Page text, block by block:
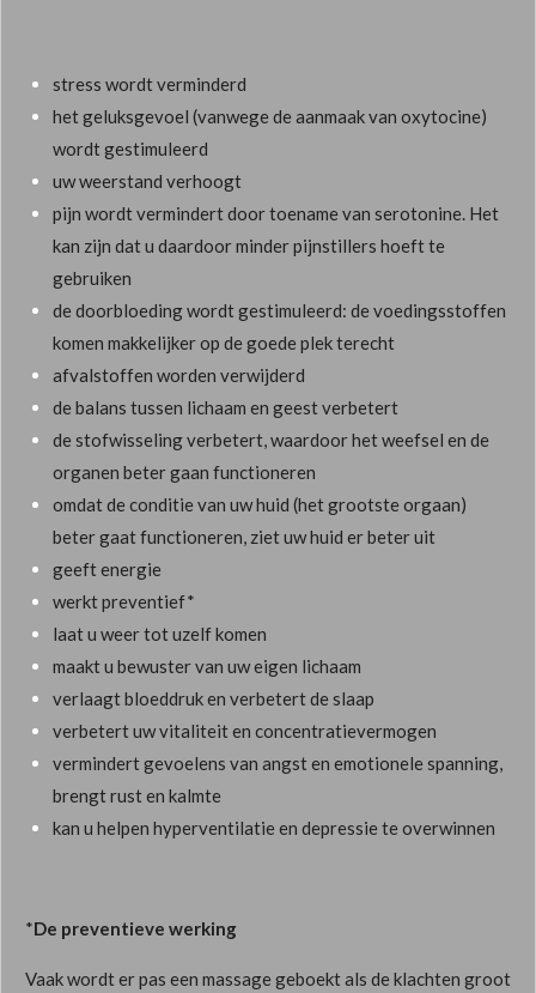
stress wordt verminderd
het geluksgevoel (vanwege de aanmaak van oxytocine)
wordt gestimuleerd
uw weerstand verhoogt
pijn wordt vermindert door toename van serotonine. Het
kan zijn dat u daardoor minder pijnstillers hoeft te
gebruiken
de doorbloeding wordt gestimuleerd: de voedingsstoffen
komen makkelijker op de goede plek terecht
afvalstoffen worden verwijderd
de balans tussen lichaam en geest verbetert
de stofwisseling verbetert, waardoor het weefsel en de
organen beter gaan functioneren
omdat de conditie van uw huid (het grootste orgaan)
beter gaat functioneren, ziet uw huid er beter uit
geeft energie
werkt preventief*
laat u weer tot uzelf komen
maakt u bewuster van uw eigen lichaam
verlaagt bloeddruk en verbetert de slaap
verbetert uw vitaliteit en concentratievermogen
vermindert gevoelens van angst en emotionele spanning,
brengt rust en kalmte
kan u helpen hyperventilatie en depressie te overwinnen
*De preventieve werking
Vaak wordt er pas een massage geboekt als de klachten groot